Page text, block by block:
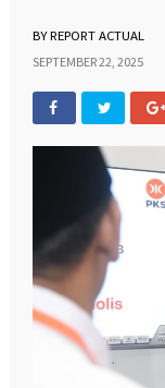
BYREPORT ACTUAL
SEPTEMBER 22, 2025